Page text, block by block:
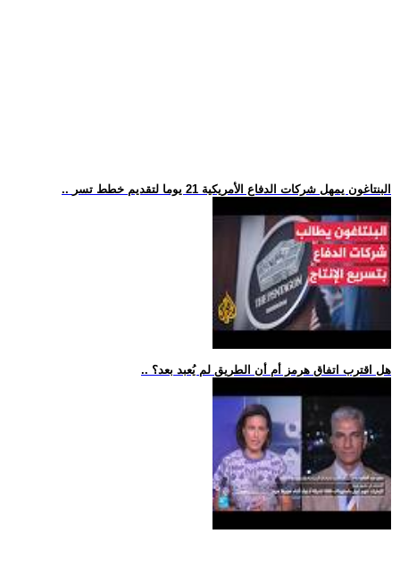
.. البنتاغون يمهل شركات الدفاع الأمريكية 21 يوما لتقديم خطط تسر
.. هل اقترب اتفاق هرمز أم أن الطريق لم يُعبد بعد؟